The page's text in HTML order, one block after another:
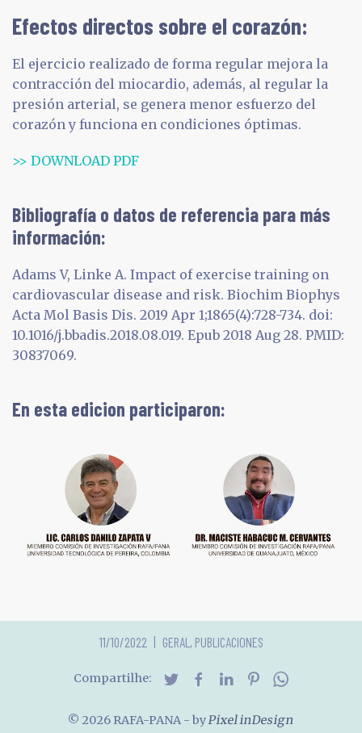
Efectos directos sobre el corazón:
El ejercicio realizado de forma regular mejora la
contracción del miocardio, además, al regular la
presión arterial, se genera menor esfuerzo del
corazón y funciona en condiciones óptimas.
>> DOWNLOAD PDF
Bibliografía o datos de referencia para más
información:
Adams V, Linke A. Impact of exercise training on
cardiovascular disease and risk. Biochim Biophys
Acta Mol Basis Dis. 2019 Apr 1;1865(4):728-734. doi:
10.1016/j.bbadis.2018.08.019. Epub 2018 Aug 28. PMID:
30837069.
En esta edicion participaron:
11/10/2022 GERAL , PUBLICACIONES
Compartilhe:
© 2026 RAFA-PANA - byPixel inDesign